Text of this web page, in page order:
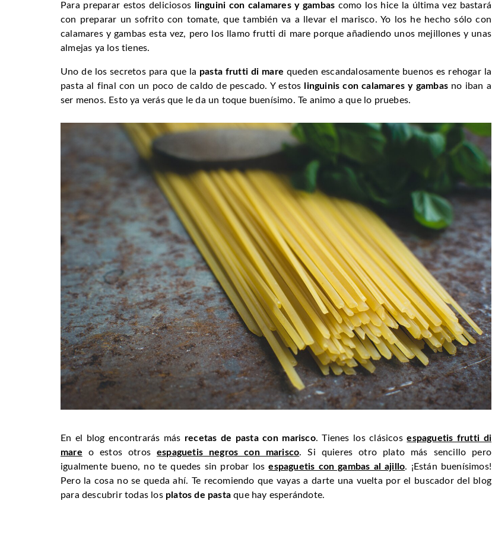
Para preparar estos deliciosos linguini con calamares y gambas como los hice la última vez bastará
con preparar un sofrito con tomate, que también va a llevar el marisco. Yo los he hecho sólo con
calamares y gambas esta vez, pero los llamo frutti di mare porque añadiendo unos mejillones y unas
almejas ya los tienes.
Uno de los secretos para que la pasta frutti di mare queden escandalosamente buenos es rehogar la
pasta al final con un poco de caldo de pescado. Y estos
linguinis con calamares y gambasno iban a
ser menos. Esto ya verás que le da un toque buenísimo. Te animo a que lo pruebes.
En el blog encontrarás más recetas de pasta con marisco. Tienes los clásicosespaguetis frutti di
mare o estos otrosespaguetis negros con marisco. Si quieres otro plato más sencillo pero
igualmente bueno, no te quedes sin probar losespaguetis con gambas al ajillo. ¡Están buenísimos!
Pero la cosa no se queda ahí. Te recomiendo que vayas a darte una vuelta por el buscador del blog
para descubrir todas los platos de pasta que hay esperándote.